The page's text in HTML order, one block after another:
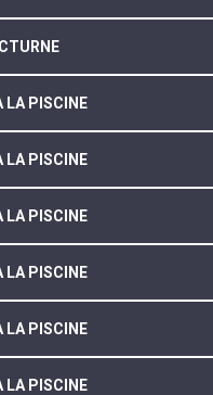
LA PISCINE
LA PISCINE
LA PISCINE
LA PISCINE
LA PISCINE
LA PISCINE